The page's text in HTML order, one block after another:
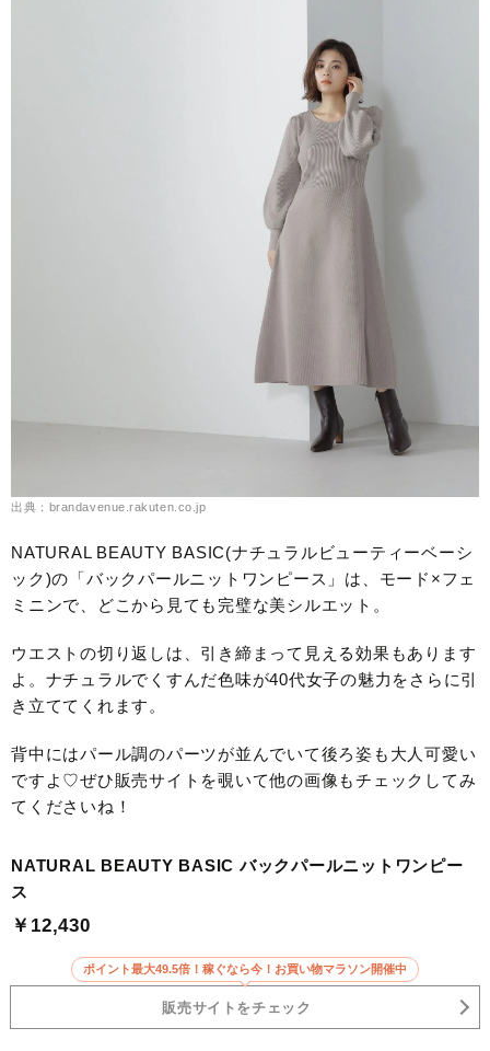
出典：brandavenue.rakuten.co.jp
NATURAL BEAUTY BASIC(ナチュラルビューティーベーシ
ック)の「バックパールニットワンピース」は、モード×フェ
ミニンで、どこから見ても完璧な美シルエット。
ウエストの切り返しは、引き締まって見える効果もあります
よ。ナチュラルでくすんだ色味が40代女子の魅力をさらに引
き立ててくれます。
背中にはパール調のパーツが並んでいて後ろ姿も大人可愛い
ですよ♡ぜひ販売サイトを覗いて他の画像もチェックしてみ
てくださいね！
NATURAL BEAUTY BASIC バックパールニットワンピー
ス
￥12,430
ポイント最大49.5倍！稼ぐなら今！お買い物マラソン開催中
販売サイトをチェック